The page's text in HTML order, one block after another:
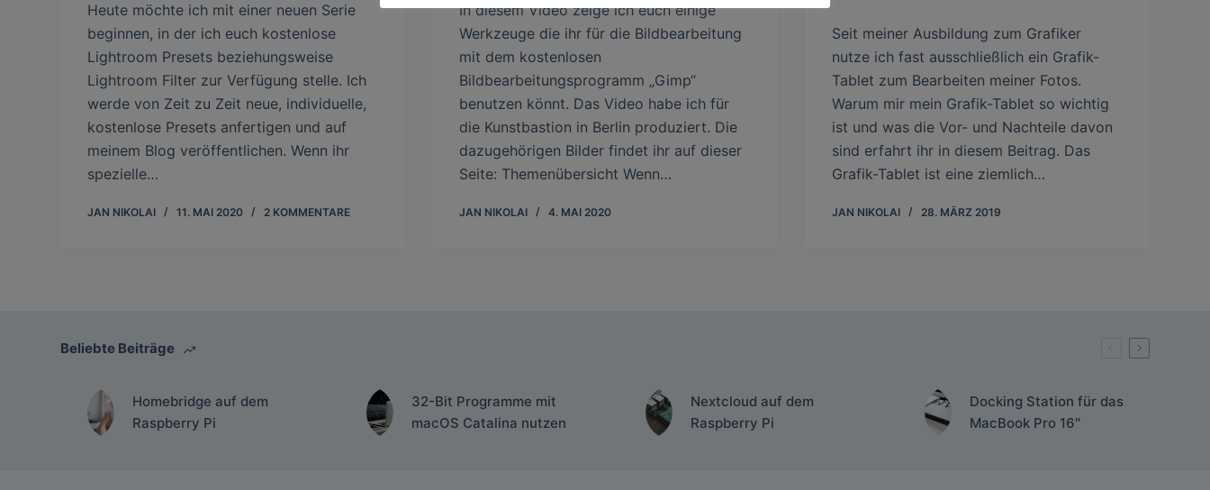
Heute möchte ich mit einer neuen Serie
beginnen, in der ich euch kostenlose
Lightroom Presets beziehungsweise
Lightroom Filter zur Verfügung stelle. Ich
werde von Zeit zu Zeit neue, individuelle,
kostenlose Presets anfertigen und auf
meinem Blog veröffentlichen. Wenn ihr
spezielle…
JAN NIKOLAI 11. MAI 2020 2 KOMMENTARE
In diesem Video zeige ich euch einige
Werkzeuge die ihr für die Bildbearbeitung
mit dem kostenlosen
Bildbearbeitungsprogramm „Gimp“
benutzen könnt. Das Video habe ich für
die Kunstbastion in Berlin produziert. Die
dazugehörigen Bilder findet ihr auf dieser
Seite: Themenübersicht Wenn…
JAN NIKOLAI 4. MAI 2020
Seit meiner Ausbildung zum Grafiker
nutze ich fast ausschließlich ein Grafik-
Tablet zum Bearbeiten meiner Fotos.
Warum mir mein Grafik-Tablet so wichtig
ist und was die Vor- und Nachteile davon
sind erfahrt ihr in diesem Beitrag. Das
Grafik-Tablet ist eine ziemlich…
JAN NIKOLAI 28. MÄRZ 2019
Beliebte Beiträge
Homebridge auf dem
Raspberry Pi
32-Bit Programme mit
macOS Catalina nutzen
Nextcloud auf dem
Raspberry Pi
Docking Station für das
MacBook Pro 16″